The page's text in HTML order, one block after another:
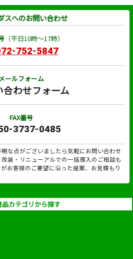
スへのお問い合わせ
（平日10時～17時）
752-5847
ールフォーム
合わせフォーム
FAX番号
3737-0485
な点がございましたら気軽にお問い合わせ
装・リニューアルでの一括導入のご相談も
お客様のご要望に沿った提案、お見積もり
品カテゴリから探す